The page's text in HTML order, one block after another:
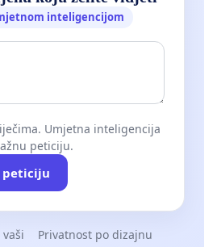
inteligencijom
Umjetna inteligencija
peticiju.
peticiju
Privatnost po dizajnu